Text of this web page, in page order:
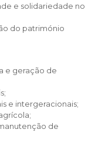
e solidariedade no
do património
e geração de
e intergeracionais;
de